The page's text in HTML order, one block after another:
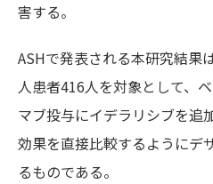
害する。
ASHで発表される本研究結果
人患者416人を対象として、
マブ投与にイデラリシブを追
効果を直接比較するようにデ
るものである。